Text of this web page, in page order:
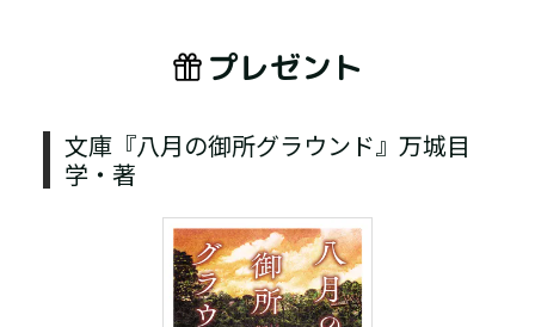
プレゼント
文庫『八月の御所グラウンド』万城目
学・著